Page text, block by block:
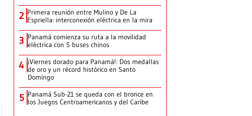
2 Primera reunión entre Mulino y De La
Espriella: interconexión eléctrica en la mira
3 Panamá comienza su ruta a la movilidad
eléctrica con 5 buses chinos
4 ¡Viernes dorado para Panamá!: Dos medallas
de oro y un récord histórico en Santo
Domingo
5 Panamá Sub-21 se queda con el bronce en
los Juegos Centroamericanos y del Caribe